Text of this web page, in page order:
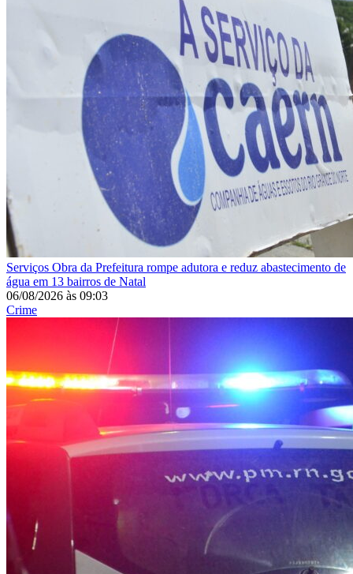
Serviços Obra da Prefeitura rompe adutora e reduz abastecimento de
água em 13 bairros de Natal
06/08/2026 às 09:03
Crime